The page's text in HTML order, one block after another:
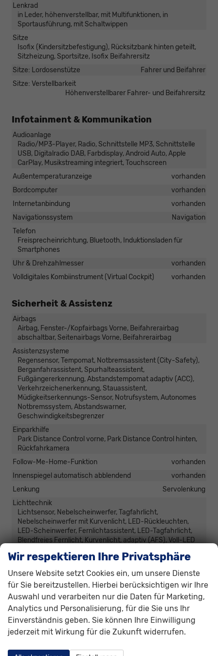
Lenkrad
in Leder, höhenverstellbar, mit Multifunktionen, in
Sportausführung, mit Schaltwippen
Sitze
Isofix (Kindersitzbefestigung), Rücksitzbank hinten geteilt,
Sitzheizung, Sportsitze, Isofix Beifahrersitz
Sitze: Lordosenstütze
Fahrer und Beifahrer
Sitze: Verstellbarkeit
Höhenverstellbarer Fahrer- und Beifahrersitz
Infotainment & Kommunikation
Audioanlage
Radio/MP3-Player, Radio, Schnittstelle MP3, Schnittstelle
USB, Digitalradio DAB, Farbdisplay, Android Auto, Apple
CarPlay, Musikstreaming integriert, Touchscreen
Außentemperaturanzeige
vorhanden
Bordcomputer
vorhanden
Internetanbindung
vorhanden
Navigationssystem
Navigation
Telefon
Freisprecheinrichtung, Bluetooth, Induktionsladen für
Smartphones
Uhr & Drehzahlmesser
vorhanden
Volldigitales Kombiinstrument (Virtual Cockpit)
vorhanden
Sicherheit & Assistenz
Airbags
Airbag, Fenster-/Kopfairbags Vorne, Beifahrerairbag
abschaltbar, Seitenairbags Vorne, Beifahrerairbag
Assistenzsysteme
Regensensor, Tempomat, Notbremsassistent (City-Safety),
Berganfahrassistent, Spurhalteassistent,
Fußgängererkennung, Abstandstempomat adaptiv (ACC),
Verkehrzeichenerkennung, Stauassistent,
Müdigkeitserkennungs-Sensor, Notrufsystem, Autonomes
Notbremssystem, Abstandswarner,
Geschwindigkeitsbegrenzer
Einparkhilfe
Park Distance Control vorne, Park Distance Control hinten,
Rückfahrkamera
Follow-Me-Home-Funktion
vorhanden
Innenspiegel automatisch abblendend
vorhanden
Lenkung
Servolenkung
Lichttechnik
Lichtsensor, Nebelscheinwerfer, Tagfahrlicht,
Nebelscheinwerfer mit Kurvenlicht, LED-Rückleuchten,
LED-Scheinwerfer, Fernlichtassistent, LED-Tagfahrlicht,
Blendfreies Fernlicht, Kurvenlicht, adaptiv (AFS), Voll-LED
Pannenhilfe
Notrad
Start/Stop-Automatik
vorhanden
Zentralverriegelung
Zentralverriegelung, Zentralverriegelung mit
Funkfernbedienung, Schlüssellose Zentralverriegelung
(Keyless Go)
Wir respektieren Ihre Privatsphäre
Unsere Website setzt Cookies ein, um unsere Dienste
für Sie bereitzustellen. Hierbei berücksichtigen wir Ihre
Auswahl und verarbeiten nur die Daten für Marketing,
Analytics und Personalisierung, für die Sie uns Ihr
Einverständnis geben. Sie können Ihre Einwilligung
jederzeit mit Wirkung für die Zukunft widerrufen.